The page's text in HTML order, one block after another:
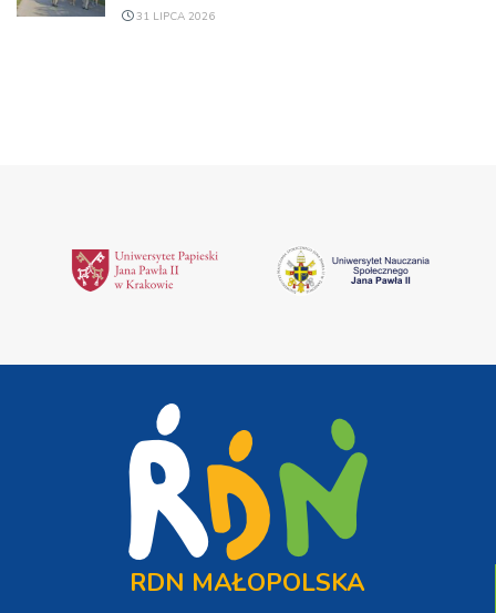
31 LIPCA 2026
RDN MAŁOPOLSKA